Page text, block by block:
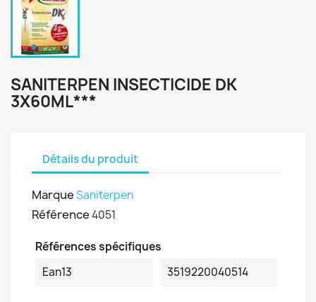
SANITERPEN INSECTICIDE DK
3X60ML***
Détails du produit
MarqueSaniterpen
Référence4051
Références spécifiques
Ean13
3519220040514